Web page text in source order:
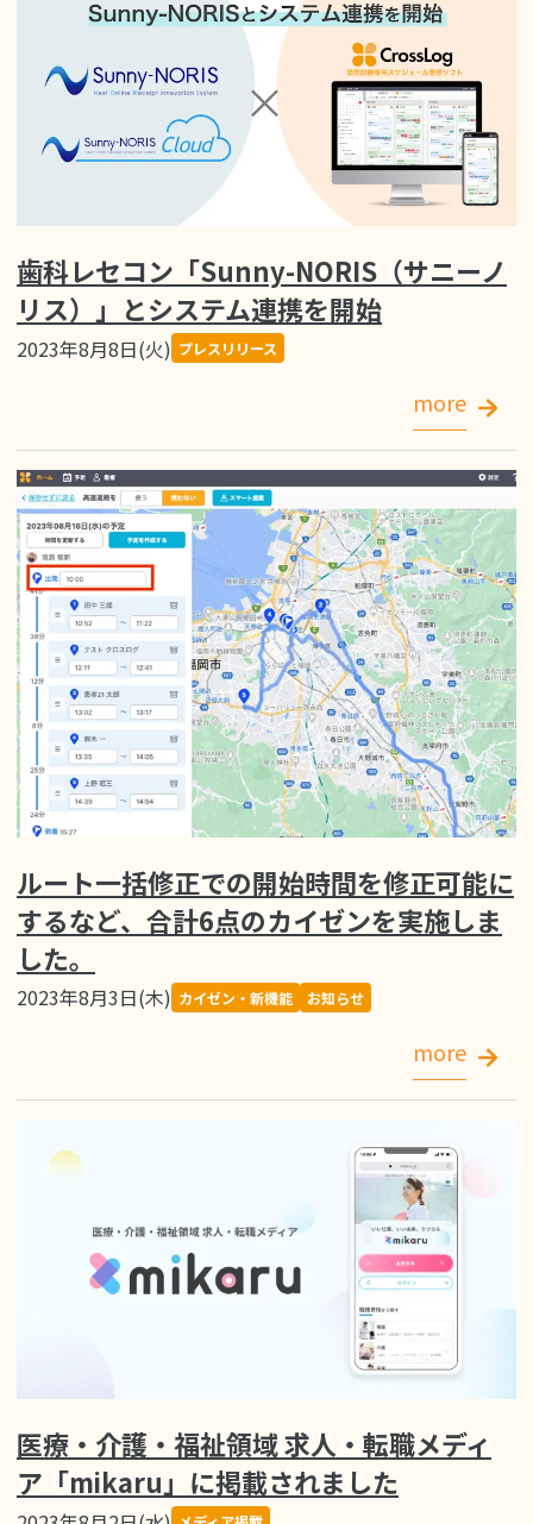
歯科レセコン「Sunny-NORIS（サニーノ
リス）」とシステム連携を開始
2023年8月8日(火) プレスリリース
more
ルート一括修正での開始時間を修正可能に
するなど、合計6点のカイゼンを実施しま
した。
2023年8月3日(木) カイゼン・新機能 お知らせ
more
医療・介護・福祉領域 求人・転職メディ
ア「mikaru」に掲載されました